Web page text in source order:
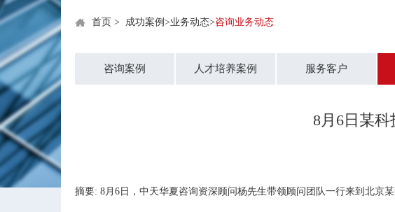
首页 > 成功案例 >业务动态>咨询业务动态
咨询案例 人才培养案例 服务客户
8月6日某科
摘要: 8月6日，中天华夏咨询资深顾问杨先生带领顾问团队一行来到北京